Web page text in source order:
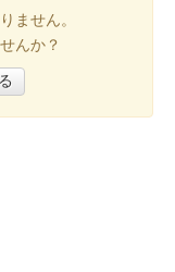
ません。
んか？